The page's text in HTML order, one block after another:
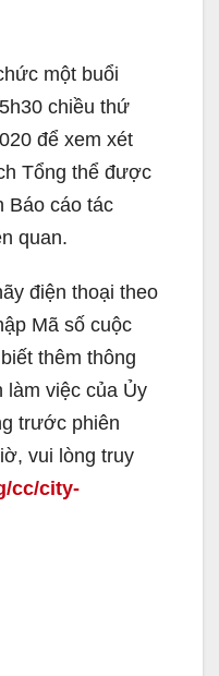
một buổi
chiều thứ
để xem xét
Tổng thể được
Báo cáo tác
quan.
điện thoại theo
Mã số cuộc
thêm thông
việc của Ủy
trước phiên
vui lòng truy
cc/city-